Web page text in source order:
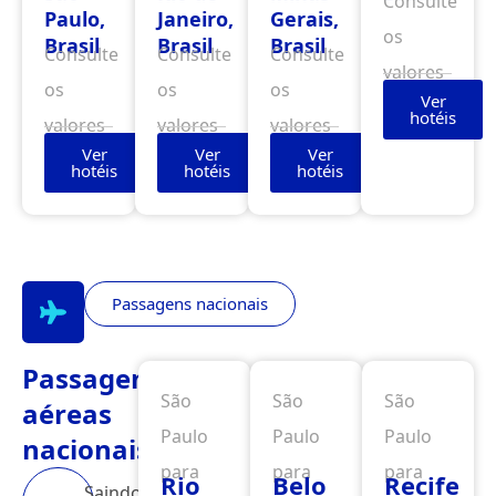
Paulo,
Brasil
Consulte
os
valores
Ver
hotéis
Janeiro,
Brasil
Consulte
os
valores
Ver
hotéis
Gerais,
Brasil
Consulte
os
valores
Ver
hotéis
os
valores
Ver
hotéis
Passagens nacionais
Passagens
aéreas
nacionais
São
Paulo
para
Rio
São
Paulo
para
Belo
São
Paulo
para
Recife